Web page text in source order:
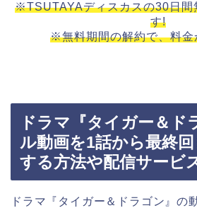
※TSUTAYAディスカスの30日間
す!
※無料期間の解約で、料金
ドラマ『タイガー＆ド
ル動画を1話から最終
する方法や配信サービ
ドラマ『タイガー＆ドラゴン』の